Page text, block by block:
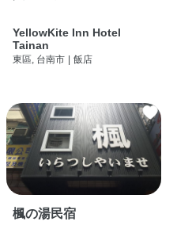
YellowKite Inn Hotel
Tainan
東區, 台南市 | 飯店
楓の湯民宿